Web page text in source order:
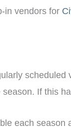
in vendors for
If this
each